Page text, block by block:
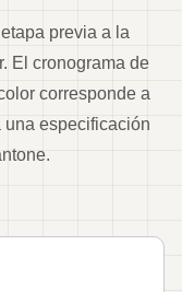
previa a la
El cronograma de
corresponde a
una especificación